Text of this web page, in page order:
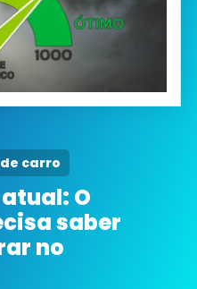
carro
O
saber
no